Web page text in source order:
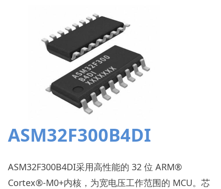
ASM32F300B4DI
ASM32F300B4DI采用高性能的 32 位 ARM®
Cortex®-M0+内核，为宽电压工作范围的 MCU。芯